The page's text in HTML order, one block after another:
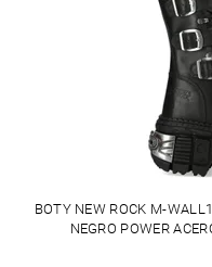
BOTY NEW ROCK M-
NEGRO POWER